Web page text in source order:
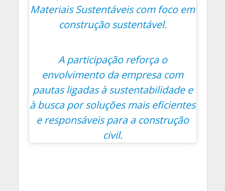
Materiais Sustentáveis com foco em
construção sustentável.
A participação reforça o
envolvimento da empresa com
pautas ligadas à sustentabilidade e
à busca por soluções mais eficientes
e responsáveis para a construção
civil.